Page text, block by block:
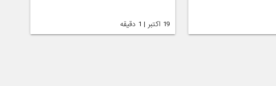
19 اکتبر | 1 دقیقه